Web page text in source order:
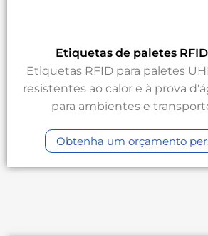
Etiquetas de paletes
Etiquetas RFID para paletes
resistentes ao calor e à prova
para ambientes e
Obtenha um orçamento